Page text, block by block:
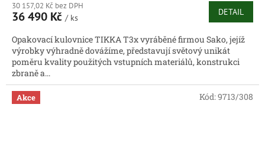
30 157,02 Kč bez DPH
36 490 Kč / ks
DETAIL
Opakovací kulovnice TIKKA T3x vyráběné firmou Sako, jejíž
výrobky výhradně dovážíme, představují světový unikát
poměru kvality použitých vstupních materiálů, konstrukci
zbraně a...
Akce Kód:9713/308